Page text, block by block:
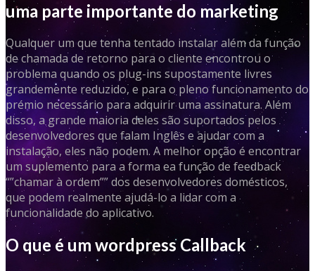
uma parte importante do marketing
Qualquer um que tenha tentado instalar além da função
de chamada de retorno para o cliente encontrou o
problema quando os plug-ins supostamente livres
grandemente reduzido, e para o pleno funcionamento do
prémio necessário para adquirir uma assinatura. Além
disso, a grande maioria deles são suportados pelos
desenvolvedores que falam Inglês e ajudar com a
instalação, eles não podem. A melhor opção é encontrar
um suplemento para a forma ea função de feedback
“”chamar à ordem”” dos desenvolvedores domésticos,
que podem realmente ajudá-lo a lidar com a
funcionalidade do aplicativo.
O que é um wordpress Callback